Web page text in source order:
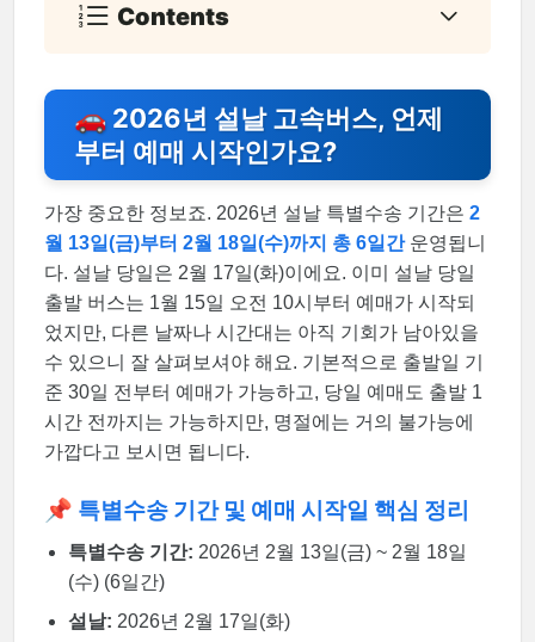
Contents
🚗 2026년 설날 고속버스, 언제
부터 예매 시작인가요?
가장 중요한 정보죠. 2026년 설날 특별수송 기간은 2
월 13일(금)부터 2월 18일(수)까지 총 6일간운영됩니
다. 설날 당일은 2월 17일(화)이에요. 이미 설날 당일
출발 버스는 1월 15일 오전 10시부터 예매가 시작되
었지만, 다른 날짜나 시간대는 아직 기회가 남아있을
수 있으니 잘 살펴보셔야 해요. 기본적으로 출발일 기
준 30일 전부터 예매가 가능하고, 당일 예매도 출발 1
시간 전까지는 가능하지만, 명절에는 거의 불가능에
가깝다고 보시면 됩니다.
📌 특별수송 기간 및 예매 시작일 핵심 정리
특별수송 기간: 2026년 2월 13일(금) ~ 2월 18일
(수) (6일간)
설날: 2026년 2월 17일(화)